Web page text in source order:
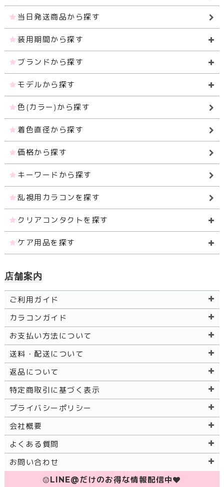
当日発送商品から探す
装用期間から探す
ブランドから探す
モデルから探す
色(カラー)から探す
着色直径から探す
価格から探す
キーワードから探す
乱視用カラコンを探す
クリアコンタクトを探す
ケア用品を探す
店舗案内
ご利用ガイド
カラコンガイド
お支払い方法について
送料・配送について
返品について
特定商取引に基づく表示
プライバシーポリシー
会社概要
よくある質問
お問い合わせ
LINE@だけのお得な情報配信中